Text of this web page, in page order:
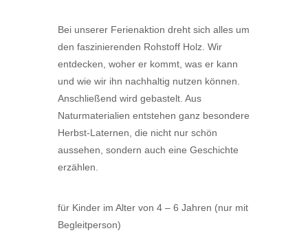
Bei unserer Ferienaktion dreht sich alles um
den faszinierenden Rohstoff Holz. Wir
entdecken, woher er kommt, was er kann
und wie wir ihn nachhaltig nutzen können.
Anschließend wird gebastelt. Aus
Naturmaterialien entstehen ganz besondere
Herbst-Laternen, die nicht nur schön
aussehen, sondern auch eine Geschichte
erzählen.
für Kinder im Alter von 4 – 6 Jahren (nur mit
Begleitperson)